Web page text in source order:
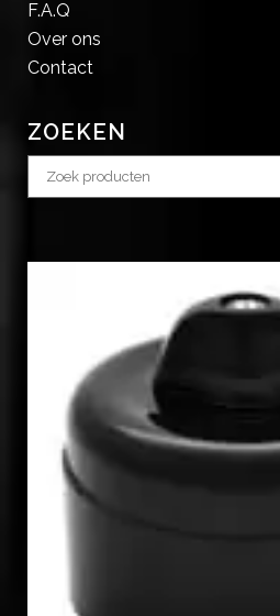
F.A.Q
Over ons
Contact
ZOEKEN